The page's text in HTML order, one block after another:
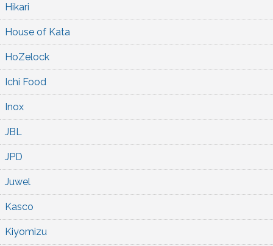
Hikari
House of Kata
HoZelock
Ichi Food
Inox
JBL
JPD
Juwel
Kasco
Kiyomizu